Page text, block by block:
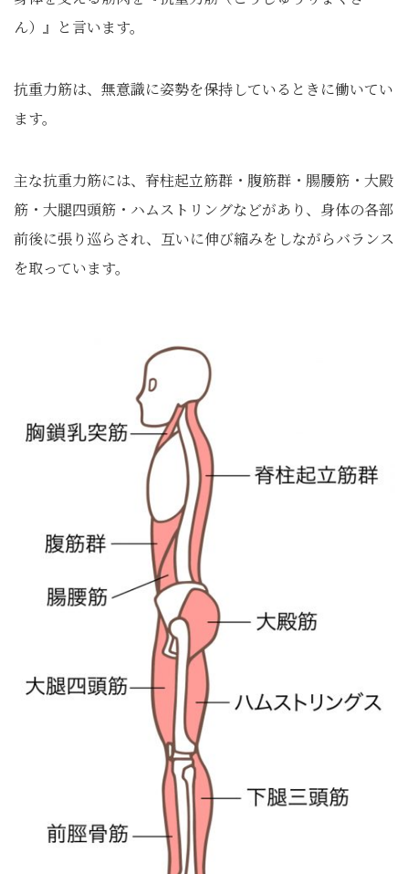
ん）』と言います。
抗重力筋は、無意識に姿勢を保持しているときに働いてい
ます。
主な抗重力筋には、脊柱起立筋群・腹筋群・腸腰筋・大殿
筋・大腿四頭筋・ハムストリングなどがあり、身体の各部
前後に張り巡らされ、互いに伸び縮みをしながらバランス
を取っています。